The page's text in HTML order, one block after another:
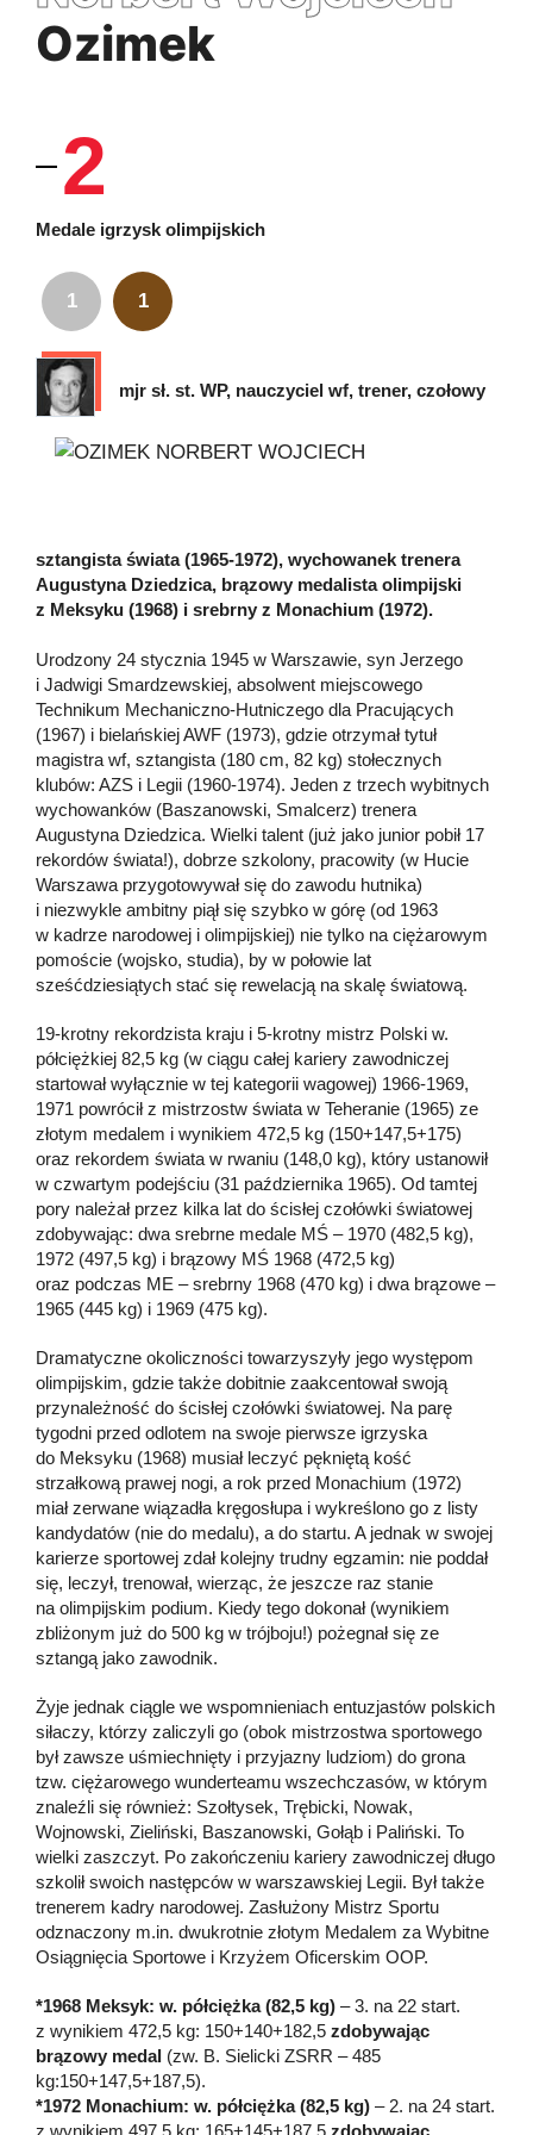
Ozimek
2
Medale igrzysk olimpijskich
1 1
mjr sł. st. WP, nauczyciel wf, trener, czołowy
sztangista świata (1965-1972), wychowanek trenera
Augustyna Dziedzica, brązowy medalista olimpijski
z Meksyku (1968) i srebrny z Monachium (1972).
Urodzony 24 stycznia 1945 w Warszawie, syn Jerzego
i Jadwigi Smardzewskiej, absolwent miejscowego
Technikum Mechaniczno-Hutniczego dla Pracujących
(1967) i bielańskiej AWF (1973), gdzie otrzymał tytuł
magistra wf, sztangista (180 cm, 82 kg) stołecznych
klubów: AZS i Legii (1960-1974). Jeden z trzech wybitnych
wychowanków (Baszanowski, Smalcerz) trenera
Augustyna Dziedzica. Wielki talent (już jako junior pobił 17
rekordów świata!), dobrze szkolony, pracowity (w Hucie
Warszawa przygotowywał się do zawodu hutnika)
i niezwykle ambitny piął się szybko w górę (od 1963
w kadrze narodowej i olimpijskiej) nie tylko na ciężarowym
pomoście (wojsko, studia), by w połowie lat
sześćdziesiątych stać się rewelacją na skalę światową.
19-krotny rekordzista kraju i 5-krotny mistrz Polski w.
półciężkiej 82,5 kg (w ciągu całej kariery zawodniczej
startował wyłącznie w tej kategorii wagowej) 1966-1969,
1971 powrócił z mistrzostw świata w Teheranie (1965) ze
złotym medalem i wynikiem 472,5 kg (150+147,5+175)
oraz rekordem świata w rwaniu (148,0 kg), który ustanowił
w czwartym podejściu (31 października 1965). Od tamtej
pory należał przez kilka lat do ścisłej czołówki światowej
zdobywając: dwa srebrne medale MŚ – 1970 (482,5 kg),
1972 (497,5 kg) i brązowy MŚ 1968 (472,5 kg)
oraz podczas ME – srebrny 1968 (470 kg) i dwa brązowe –
1965 (445 kg) i 1969 (475 kg).
Dramatyczne okoliczności towarzyszyły jego występom
olimpijskim, gdzie także dobitnie zaakcentował swoją
przynależność do ścisłej czołówki światowej. Na parę
tygodni przed odlotem na swoje pierwsze igrzyska
do Meksyku (1968) musiał leczyć pękniętą kość
strzałkową prawej nogi, a rok przed Monachium (1972)
miał zerwane wiązadła kręgosłupa i wykreślono go z listy
kandydatów (nie do medalu), a do startu. A jednak w swojej
karierze sportowej zdał kolejny trudny egzamin: nie poddał
się, leczył, trenował, wierząc, że jeszcze raz stanie
na olimpijskim podium. Kiedy tego dokonał (wynikiem
zbliżonym już do 500 kg w trójboju!) pożegnał się ze
sztangą jako zawodnik.
Żyje jednak ciągle we wspomnieniach entuzjastów polskich
siłaczy, którzy zaliczyli go (obok mistrzostwa sportowego
był zawsze uśmiechnięty i przyjazny ludziom) do grona
tzw. ciężarowego wunderteamu wszechczasów, w którym
znaleźli się również: Szołtysek, Trębicki, Nowak,
Wojnowski, Zieliński, Baszanowski, Gołąb i Paliński. To
wielki zaszczyt. Po zakończeniu kariery zawodniczej długo
szkolił swoich następców w warszawskiej Legii. Był także
trenerem kadry narodowej. Zasłużony Mistrz Sportu
odznaczony m.in. dwukrotnie złotym Medalem za Wybitne
Osiągnięcia Sportowe i Krzyżem Oficerskim OOP.
*1968 Meksyk: w. półciężka (82,5 kg) – 3. na 22 start.
z wynikiem 472,5 kg: 150+140+182,5 zdobywając
brązowy medal (zw. B. Sielicki ZSRR – 485
kg:150+147,5+187,5).
*1972 Monachium: w. półciężka (82,5 kg) – 2. na 24 start.